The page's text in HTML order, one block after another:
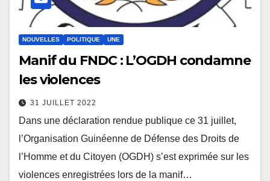
NOUVELLES POLITIQUE UNE
Manif du FNDC : L’OGDH condamne
les violences
31 JUILLET 2022
Dans une déclaration rendue publique ce 31 juillet,
l’Organisation Guinéenne de Défense des Droits de
l’Homme et du Citoyen (OGDH) s’est exprimée sur les
violences enregistrées lors de la manif…